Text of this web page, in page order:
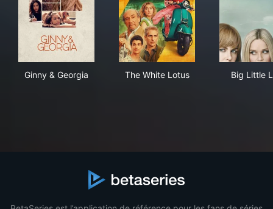
Ginny & Georgia The White Lotus Big Little